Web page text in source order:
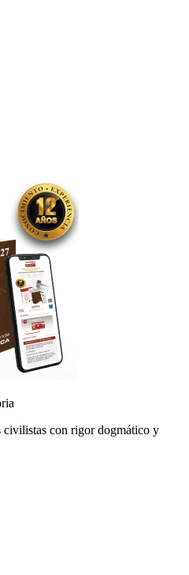
civilistas con rigor dogmático y